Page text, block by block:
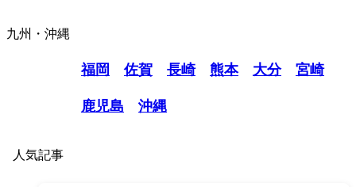
九州・沖縄
福岡 佐賀 長崎 熊本 大分 宮崎
鹿児島 沖縄
人気記事